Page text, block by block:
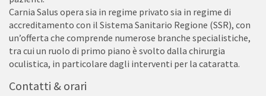
Carnia Salus opera sia in regime privato sia in regime di
accreditamento con il Sistema Sanitario Regione (SSR), con
un’offerta che comprende numerose branche specialistiche,
tra cui un ruolo di primo piano è svolto dalla chirurgia
oculistica, in particolare dagli interventi per la cataratta.
Contatti & orari